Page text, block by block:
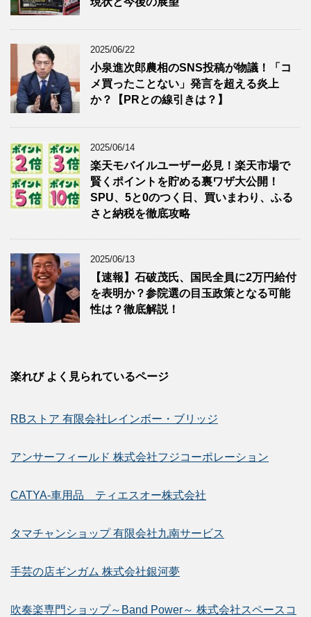
2025/06/22
小泉進次郎農相のSNS投稿が物議！「コ
メ買ったことない」発言を超える炎上
か？【PRとの線引きは？】
2025/06/14
楽天モバイルユーザー必見！楽天市場で
賢くポイントを貯める裏ワザ大公開！
SPU、5と0のつく日、買いまわり、ふる
さと納税を徹底攻略
2025/06/13
【速報】石破茂氏、国民全員に2万円給付
を表明か？参院選の目玉政策となる可能
性は？徹底解説！
楽れび よく見られているページ
RBストア 有限会社レインボー・ブリッジ
アンサーフィールド 株式会社フジコーポレーション
CATYA-車用品 ティエスオー株式会社
タマチャンショップ 有限会社九南サービス
手芸の店ギンガム 株式会社銀河夢
吹奏楽専門ショップ～Band Power～ 株式会社スペースコ